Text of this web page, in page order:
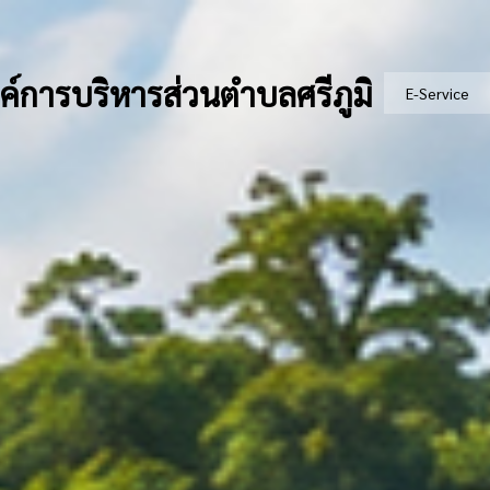
การบริหารส่วนตำบลศรีภูมิ E-Service